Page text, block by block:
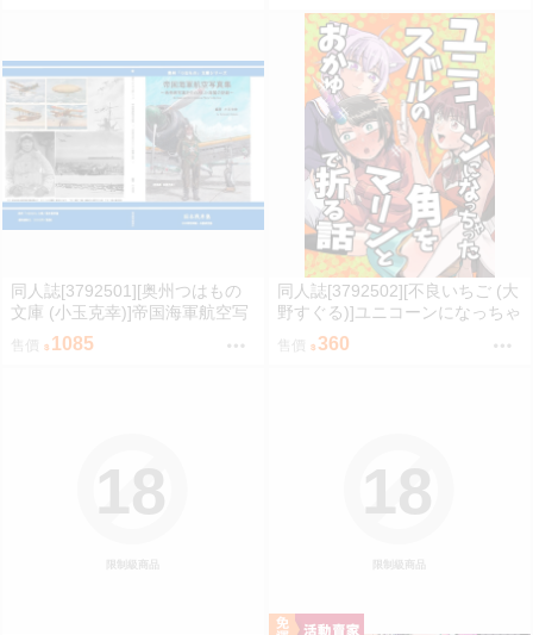
同人誌[3792501][奥州つはもの
文庫 (小玉克幸)]帝国海軍航空写
真集 (ミリタリー)
售價 1085
同人誌[3792502][不良いちご (大
野すぐる)]ユニコーンになっちゃ
ったスバルの角をマリンとおか
ゆで折る話 (hololive )
售價 360
限制級商品
18
限制級商品
18